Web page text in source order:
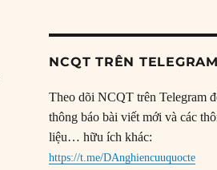
NCQT TRÊN TELEGRAM
Theo dõi NCQT trên Telegram
thông báo bài viết mới và các
liệu… hữu ích khác:
https://t.me/DAnghiencuuquocte